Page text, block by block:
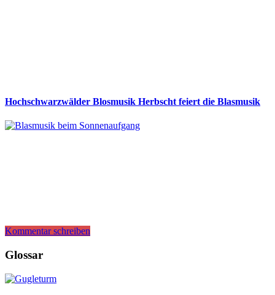
Hochschwarzwälder Blosmusik Herbscht feiert die Blasmusik
Kommentar schreiben
Glossar